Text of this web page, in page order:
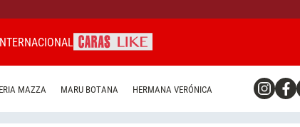
MAZZA MARU BOTANA HERMANA VERÓNICA